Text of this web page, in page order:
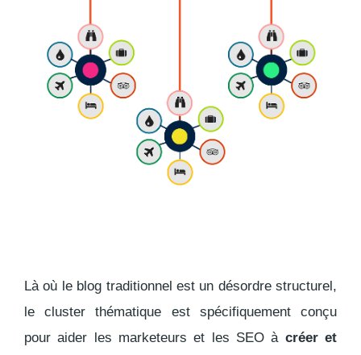
Là où le blog traditionnel est un désordre structurel,
le cluster thématique est spécifiquement conçu
pour aider les marketeurs et les SEO à créer et